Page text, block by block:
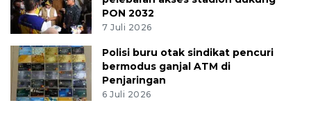
PON 2032
7 Juli 2026
Polisi buru otak sindikat pencuri
bermodus ganjal ATM di
Penjaringan
6 Juli 2026